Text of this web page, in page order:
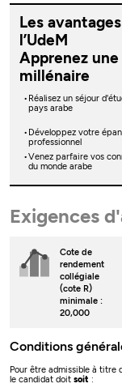
Les
l’UdeM
Apprenez
millénaire
Réalisez un séjour
pays arabe
Développez votre
professionnel
Venez parfaire vos
du monde arabe
Exigences
Cote de
rendement
collégiale
(cote R)
minimale :
20,000
Conditions
Pour être admissible à titre
le candidat doitsoit :